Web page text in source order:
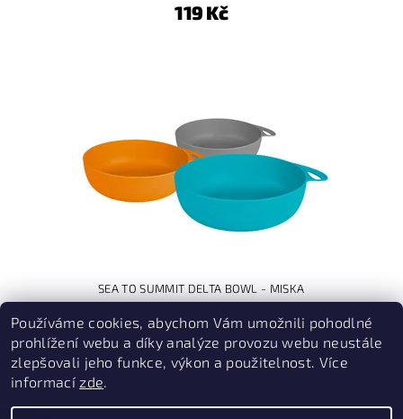
119 Kč
SEA TO SUMMIT DELTA BOWL - MISKA
165 Kč
PruvodceNakopce.Cz
Používáme cookies, abychom Vám umožnili pohodlné
prohlížení webu a díky analýze provozu webu neustále
zlepšovali jeho funkce, výkon a použitelnost. Více
informacízde.